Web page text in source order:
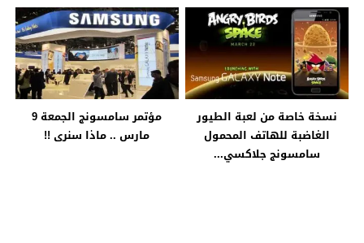
نسخة خاصة من لعبة الطيور
الغاضبة للهاتف المحمول
سامسونج جلاكسي...
مؤتمر سامسونج الجمعة 9
مارس .. ماذا سنرى !!